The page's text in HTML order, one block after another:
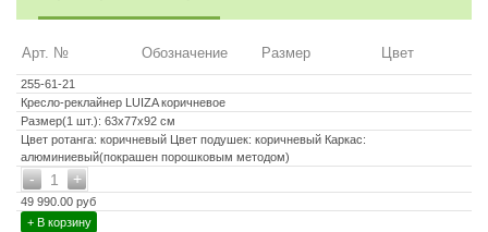
Арт. № Обозначение Размер Цвет
255-61-21
Кресло-реклайнер LUIZA коричневое
Размер(1 шт.): 63x77x92 см
Цвет ротанга: коричневый Цвет подушек: коричневый Каркас:
алюминиевый(покрашен порошковым методом)
+
- 1
49 990.00 руб
+ В корзину